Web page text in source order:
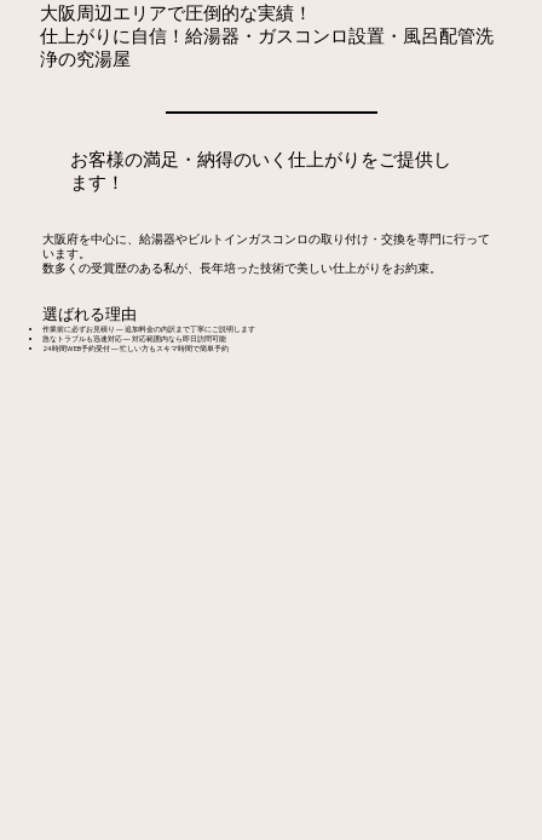
大阪周辺エリアで圧倒的な実績！
仕上がりに自信！給湯器・ガスコンロ設置・風呂配管洗
浄の究湯屋
お客様の満足・納得のいく仕上がりをご提供し
ます！
大阪府を中心に、給湯器やビルトインガスコンロの取り付け・交換を専門に行って
います。
数多くの受賞歴のある私が、長年培った技術で美しい仕上がりをお約束。
選ばれる理由
作業前に必ずお見積り — 追加料金の内訳まで丁寧にご説明します
急なトラブルも迅速対応 — 対応範囲内なら即日訪問可能
24時間WEB予約受付 — 忙しい方もスキマ時間で簡単予約